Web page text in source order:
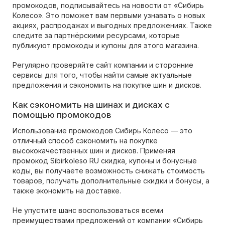
промокодов, подписывайтесь на новости от «Сибирь
Колесо». Это поможет вам первыми узнавать о новых
акциях, распродажах и выгодных предложениях. Также
следите за партнёрскими ресурсами, которые
публикуют промокоды и купоны для этого магазина.
Регулярно проверяйте сайт компании и сторонние
сервисы для того, чтобы найти самые актуальные
предложения и сэкономить на покупке шин и дисков.
Как сэкономить на шинах и дисках с
помощью промокодов
Использование промокодов Сибирь Колесо — это
отличный способ сэкономить на покупке
высококачественных шин и дисков. Применяя
промокод Sibirkoleso RU скидка, купоны и бонусные
коды, вы получаете возможность снижать стоимость
товаров, получать дополнительные скидки и бонусы, а
также экономить на доставке.
Не упустите шанс воспользоваться всеми
преимуществами предложений от компании «Сибирь